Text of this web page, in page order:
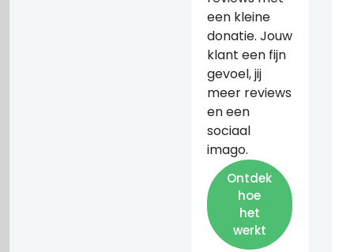
een kleine
donatie. Jouw
klant een fijn
gevoel, jij
meer reviews
en een
sociaal
imago.
Ontdek
hoe
het
werkt